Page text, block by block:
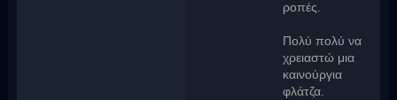
ροπές.
Πολύ πολύ να
χρειαστώ μια
καινούργια
φλάτζα.